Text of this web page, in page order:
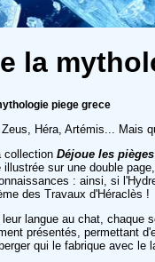
la
piege grece
Héra, Artémis... Mais
collection Déjoue les pièges
sur une double
: ainsi, si
des Travaux d'Héraclès !
langue au chat,
présentés, permettant
qui le fabrique avec le